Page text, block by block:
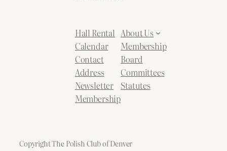
Hall Rental
Calendar
Contact
Address
Newsletter
Membership
About Us
Membership
Board
Committees
Statutes
Copyright The Polish Club of Denver